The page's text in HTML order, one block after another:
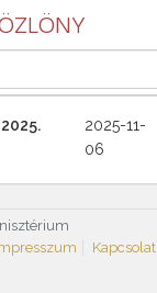
2025-11-
06
Kapcsolat